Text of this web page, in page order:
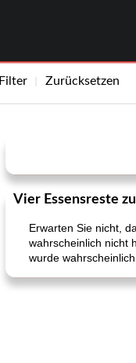
Filter Zurücksetzen
Vier Essensreste
Erwarten Sie nicht,
wahrscheinlich nicht
wurde